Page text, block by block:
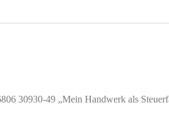
30930-49 „Mein Handwerk als